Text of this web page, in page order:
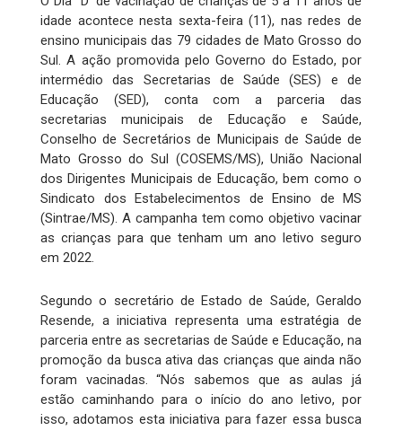
idade acontece nesta sexta-feira (11), nas redes de
ensino municipais das 79 cidades de Mato Grosso do
Sul. A ação promovida pelo Governo do Estado, por
intermédio das Secretarias de Saúde (SES) e de
Educação (SED), conta com a parceria das
secretarias municipais de Educação e Saúde,
Conselho de Secretários de Municipais de Saúde de
Mato Grosso do Sul (COSEMS/MS), União Nacional
dos Dirigentes Municipais de Educação, bem como o
Sindicato dos Estabelecimentos de Ensino de MS
(Sintrae/MS). A campanha tem como objetivo vacinar
as crianças para que tenham um ano letivo seguro
em 2022.
Segundo o secretário de Estado de Saúde, Geraldo
Resende, a iniciativa representa uma estratégia de
parceria entre as secretarias de Saúde e Educação, na
promoção da busca ativa das crianças que ainda não
foram vacinadas. “Nós sabemos que as aulas já
estão caminhando para o início do ano letivo, por
isso, adotamos esta iniciativa para fazer essa busca